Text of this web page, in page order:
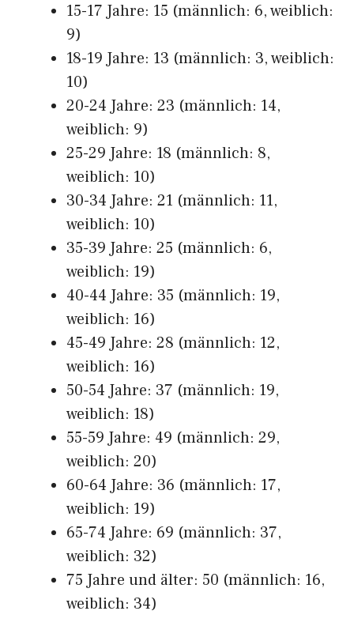
15-17 Jahre: 15 (männlich: 6, weiblich:
9)
18-19 Jahre: 13 (männlich: 3, weiblich:
10)
20-24 Jahre: 23 (männlich: 14,
weiblich: 9)
25-29 Jahre: 18 (männlich: 8,
weiblich: 10)
30-34 Jahre: 21 (männlich: 11,
weiblich: 10)
35-39 Jahre: 25 (männlich: 6,
weiblich: 19)
40-44 Jahre: 35 (männlich: 19,
weiblich: 16)
45-49 Jahre: 28 (männlich: 12,
weiblich: 16)
50-54 Jahre: 37 (männlich: 19,
weiblich: 18)
55-59 Jahre: 49 (männlich: 29,
weiblich: 20)
60-64 Jahre: 36 (männlich: 17,
weiblich: 19)
65-74 Jahre: 69 (männlich: 37,
weiblich: 32)
75 Jahre und älter: 50 (männlich: 16,
weiblich: 34)